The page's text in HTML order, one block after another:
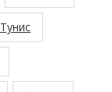
Тунис